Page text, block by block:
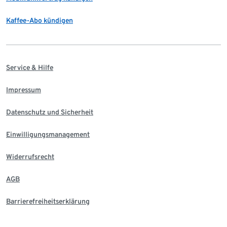
Kaffee-Abo kündigen
Service & Hilfe
Impressum
Datenschutz und Sicherheit
Einwilligungsmanagement
Widerrufsrecht
AGB
Barrierefreiheitserklärung